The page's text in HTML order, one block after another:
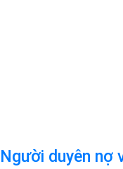
Người duyên nợ